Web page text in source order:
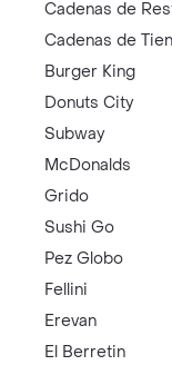
Cadenas de
Cadenas de
Burger King
Donuts City
Subway
McDonalds
Grido
Sushi Go
Pez Globo
Fellini
Erevan
El Berretin